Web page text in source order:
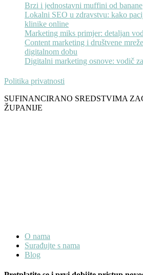
Brzi i jednostavni muffini od banane
Lokalni SEO u zdravstvu: kako
klinike online
Marketing miks primjer: detaljan
Content marketing i društvene
digitalnom dobu
Digitalni marketing osnove: vodič
Politika privatnosti
SUFINANCIRANO SREDSTVIMA
ŽUPANIJE
O nama
Surađujte s nama
Blog